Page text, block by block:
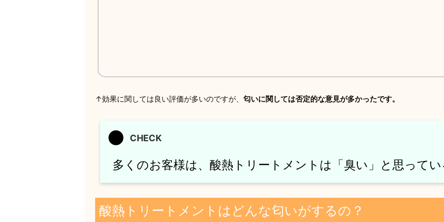
↑効果に関しては良い評価が多いのですが、 匂いに関しては否定的な意見が多かったです。
多くのお客様は、酸熱トリートメントは「臭い」と思って
酸熱トリートメントはどんな匂いがするの？